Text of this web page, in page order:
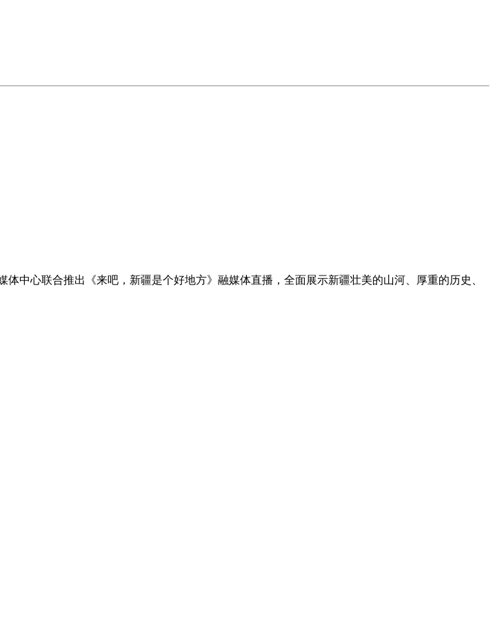
中心联合推出《来吧，新疆是个好地方》融媒体直播，全面展示新疆壮美的山河、厚重的历史、